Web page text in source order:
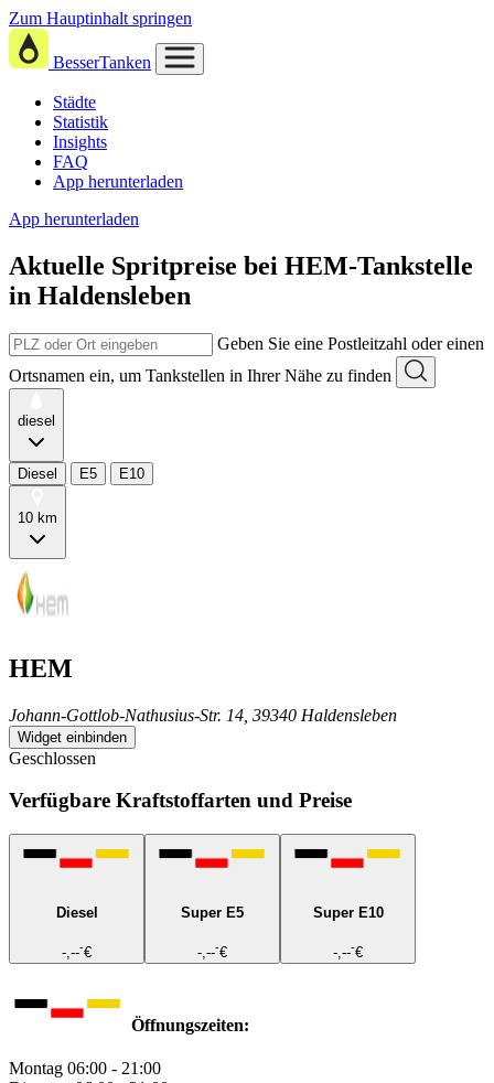
Zum Hauptinhalt springen
BesserTanken
Städte
Statistik
Insights
FAQ
App herunterladen
App herunterladen
Aktuelle Spritpreise bei HEM-Tankstelle
in Haldensleben
Geben Sie eine Postleitzahl oder einen
Ortsnamen ein, um Tankstellen in Ihrer Nähe zu finden
diesel
Diesel E5 E10
10 km
HEM
Johann-Gottlob-Nathusius-Str. 14, 39340 Haldensleben
Widget einbinden
Geschlossen
Verfügbare Kraftstoffarten und Preise
Diesel
-,---€
Super E5
-,---€
Super E10
-,---€
Öffnungszeiten:
Montag 06:00 - 21:00